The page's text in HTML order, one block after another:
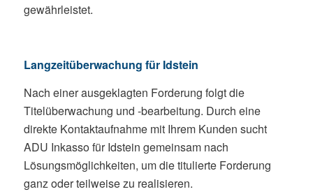
gewährleistet.
Langzeitüberwachung für Idstein
Nach einer ausgeklagten Forderung folgt die
Titelüberwachung und -bearbeitung. Durch eine
direkte Kontaktaufnahme mit Ihrem Kunden sucht
ADU Inkasso für Idstein gemeinsam nach
Lösungsmöglichkeiten, um die titulierte Forderung
ganz oder teilweise zu realisieren.